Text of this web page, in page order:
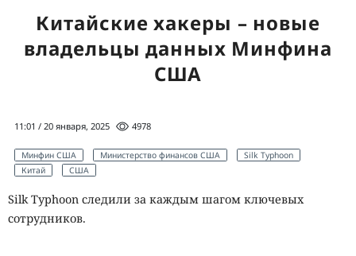
Китайские хакеры – новые
владельцы данных Минфина
США
11:01 / 20 января, 2025 4978
Минфин США Министерство финансов США
Silk Typhoon
Китай
США
Silk Typhoon следили за каждым шагом ключевых
сотрудников.